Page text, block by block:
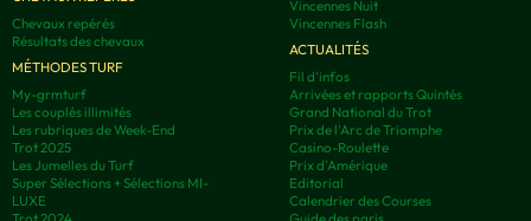
Chevaux repérés
Résultats des chevaux
MÉTHODES TURF
My-grmturf
Les couplés illimités
Les rubriques de Week-End
Trot 2025
Les Jumelles du Turf
Super Sélections + Sélections MI-
LUXE
Vincennes Nuit
Vincennes Flash
ACTUALITÉS
Fil d'infos
Arrivées et rapports Quintés
Grand National du Trot
Prix de l'Arc de Triomphe
Casino-Roulette
Prix d'Amérique
Editorial
Calendrier des Courses